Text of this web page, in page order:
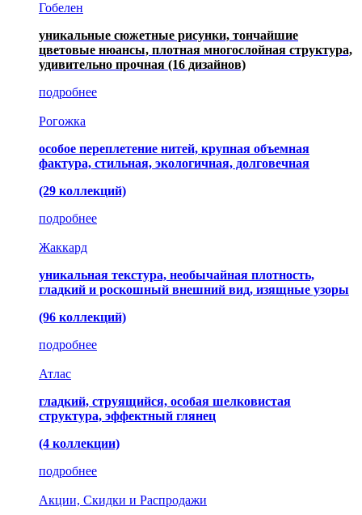
Гобелен
уникальные сюжетные рисунки, тончайшие
цветовые нюансы, плотная многослойная структура,
удивительно прочная (16 дизайнов)
подробнее
Рогожка
особое переплетение нитей, крупная объемная
фактура, стильная, экологичная, долговечная
(29 коллекций)
подробнее
Жаккард
уникальная текстура, необычайная плотность,
гладкий и роскошный внешний вид, изящные узоры
(96 коллекций)
подробнее
Атлас
гладкий, струящийся, особая шелковистая
структура, эффектный глянец
(4 коллекции)
подробнее
Акции, Скидки и Распродажи